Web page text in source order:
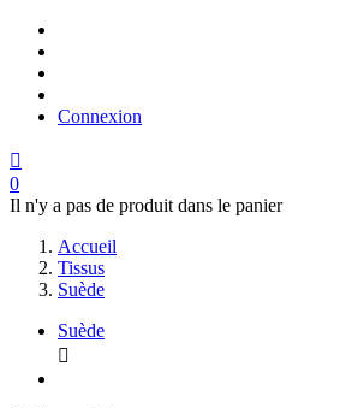
Connexion

0
Il n'y a pas de produit dans le panier
Accueil
Tissus
Suède
Suède
